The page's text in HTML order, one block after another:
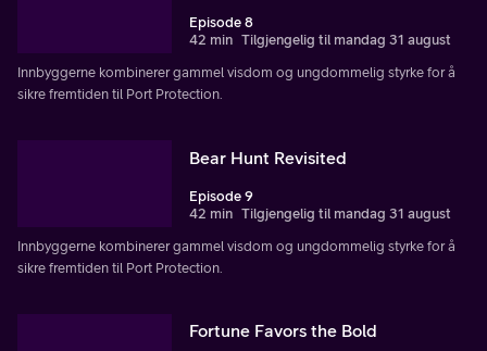
Episode 8
42 min Tilgjengelig til mandag 31 august
Innbyggerne kombinerer gammel visdom og ungdommelig styrke for å
sikre fremtiden til Port Protection.
Bear Hunt Revisited
Episode 9
42 min Tilgjengelig til mandag 31 august
Innbyggerne kombinerer gammel visdom og ungdommelig styrke for å
sikre fremtiden til Port Protection.
Fortune Favors the Bold